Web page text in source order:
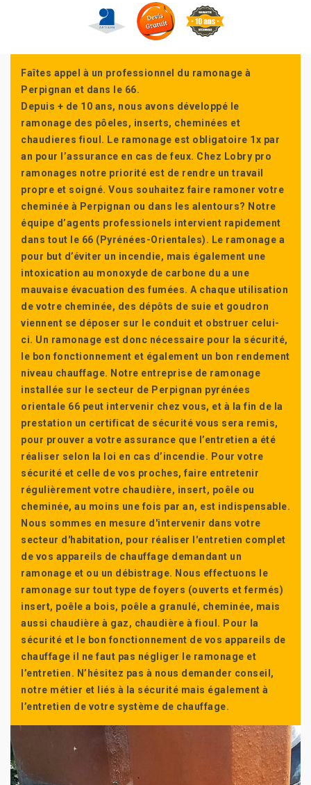
Faîtes appel à un professionnel du ramonage à
Perpignan et dans le 66.
Depuis + de 10 ans, nous avons développé le
ramonage des pôeles, inserts, cheminées et
chaudieres fioul. Le ramonage est obligatoire 1x par
an pour l’assurance en cas de feux. Chez Lobry pro
ramonages notre priorité est de rendre un travail
propre et soigné. Vous souhaitez faire ramoner votre
cheminée à Perpignan ou dans les alentours? Notre
équipe d’agents professionels intervient rapidement
dans tout le 66 (Pyrénées-Orientales). Le ramonage a
pour but d’éviter un incendie, mais également une
intoxication au monoxyde de carbone du a une
mauvaise évacuation des fumées. A chaque utilisation
de votre cheminée, des dépôts de suie et goudron
viennent se déposer sur le conduit et obstruer celui-
ci. Un ramonage est donc nécessaire pour la sécurité,
le bon fonctionnement et également un bon rendement
niveau chauffage. Notre entreprise de ramonage
installée sur le secteur de Perpignan pyrénées
orientale 66 peut intervenir chez vous, et à la fin de la
prestation un certificat de sécurité vous sera remis,
pour prouver a votre assurance que l’entretien a été
réaliser selon la loi en cas d’incendie. Pour votre
sécurité et celle de vos proches, faire entretenir
régulièrement votre chaudière, insert, poêle ou
cheminée, au moins une fois par an, est indispensable.
Nous sommes en mesure d'intervenir dans votre
secteur d'habitation, pour réaliser l'entretien complet
de vos appareils de chauffage demandant un
ramonage et ou un débistrage. Nous effectuons le
ramonage sur tout type de foyers (ouverts et fermés)
insert, poêle a bois, poêle a granulé, cheminée, mais
aussi chaudière à gaz, chaudière à fioul. Pour la
sécurité et le bon fonctionnement de vos appareils de
chauffage il ne faut pas négliger le ramonage et
l’entretien. N’hésitez pas à nous demander conseil,
notre métier et liés à la sécurité mais également à
l’entretien de votre système de chauffage.